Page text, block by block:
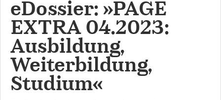
eDossier: »PAGE
EXTRA 04.2023:
Ausbildung,
Weiterbildung,
Studium«